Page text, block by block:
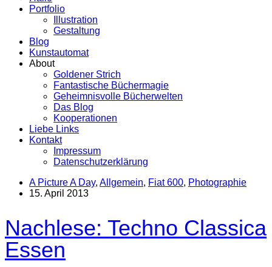
Portfolio
Illustration
Gestaltung
Blog
Kunstautomat
About
Goldener Strich
Fantastische Büchermagie
Geheimnisvolle Bücherwelten
Das Blog
Kooperationen
Liebe Links
Kontakt
Impressum
Datenschutzerklärung
A Picture A Day, Allgemein, Fiat 600, Photographie
15. April 2013
Nachlese: Techno Classica
Essen